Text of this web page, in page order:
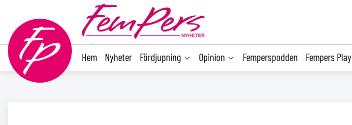
Hem Nyheter Fördjupning Opinion Femperspodden Fempers Play